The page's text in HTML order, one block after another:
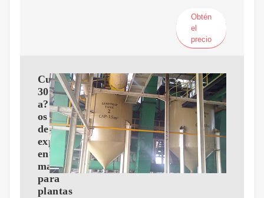
Obtén
el
precio
Cuba
30
a?
os
de
experiencia
en
maquinaria
para
plantas